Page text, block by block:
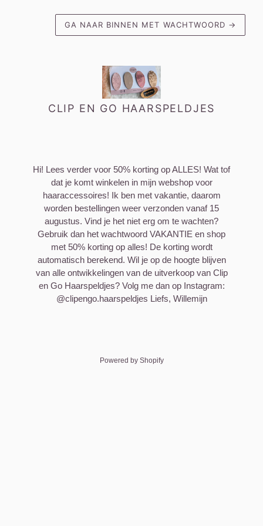
GA NAAR BINNEN MET WACHTWOORD →
CLIP EN GO HAARSPELDJES
Hi! Lees verder voor 50% korting op ALLES! Wat tof
dat je komt winkelen in mijn webshop voor
haaraccessoires! Ik ben met vakantie, daarom
worden bestellingen weer verzonden vanaf 15
augustus. Vind je het niet erg om te wachten?
Gebruik dan het wachtwoord VAKANTIE en shop
met 50% korting op alles! De korting wordt
automatisch berekend. Wil je op de hoogte blijven
van alle ontwikkelingen van de uitverkoop van Clip
en Go Haarspeldjes? Volg me dan op Instagram:
@clipengo.haarspeldjes Liefs, Willemijn
Powered by Shopify